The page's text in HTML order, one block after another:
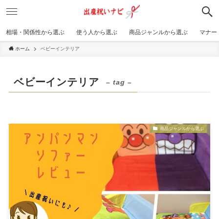
相場・関係性から選ぶ 使う人から選ぶ 商品ジャンルから選ぶ マナー
ホーム ベビーインテリア
ベビーインテリア – tag –
商品ジャンルから選ぶ